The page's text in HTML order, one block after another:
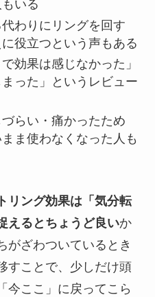
いる
わりにリングを回す
役立つという声もある
効果は感じなかった」
まった」というレビュー
らい・痛かったため
ま使わなくなった人も
リング効果は「気分転
えるとちょうど良いか
がざわついているとき
すことで、少しだけ頭
今ここ」に戻ってこら